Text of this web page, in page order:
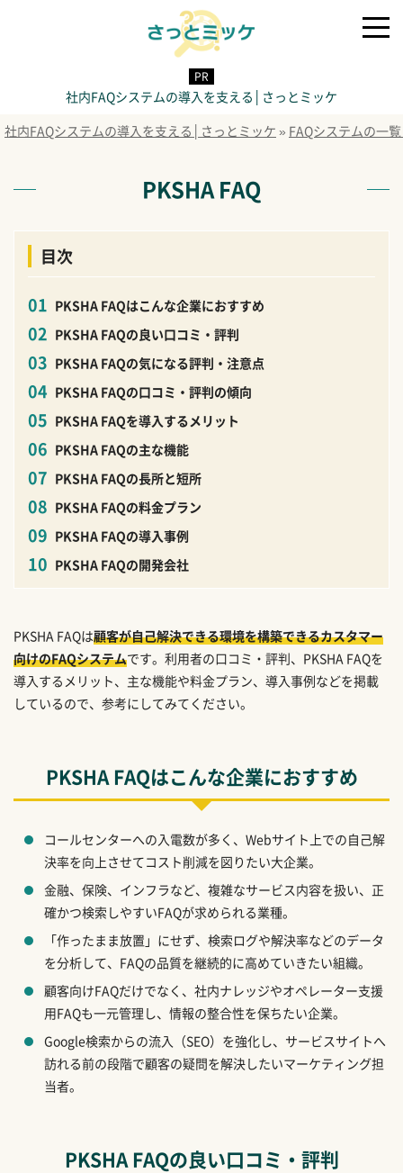
社内FAQシステムの導入を支える│さっとミッケ
社内FAQシステムの導入を支える│さっとミッケ » FAQシステムの一
PKSHA FAQ
目次
PKSHA FAQはこんな企業におすすめ
PKSHA FAQの良い口コミ・評判
PKSHA FAQの気になる評判・注意点
PKSHA FAQの口コミ・評判の傾向
PKSHA FAQを導入するメリット
PKSHA FAQの主な機能
PKSHA FAQの長所と短所
PKSHA FAQの料金プラン
PKSHA FAQの導入事例
PKSHA FAQの開発会社
PKSHA FAQは顧客が自己解決できる環境を構築できるカスタマー
向けのFAQシステムです。利用者の口コミ・評判、PKSHA FAQを
導入するメリット、主な機能や料金プラン、導入事例などを掲載
しているので、参考にしてみてください。
PKSHA FAQはこんな企業におすすめ
コールセンターへの入電数が多く、Webサイト上での自己解
決率を向上させてコスト削減を図りたい大企業。
金融、保険、インフラなど、複雑なサービス内容を扱い、正
確かつ検索しやすいFAQが求められる業種。
「作ったまま放置」にせず、検索ログや解決率などのデータ
を分析して、FAQの品質を継続的に高めていきたい組織。
顧客向けFAQだけでなく、社内ナレッジやオペレーター支援
用FAQも一元管理し、情報の整合性を保ちたい企業。
Google検索からの流入（SEO）を強化し、サービスサイトへ
訪れる前の段階で顧客の疑問を解決したいマーケティング担
当者。
PKSHA FAQの良い口コミ・評判